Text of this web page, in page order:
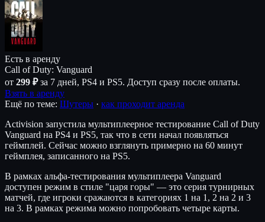
Есть в аренду
Call of Duty: Vanguard
от 299 ₽за 7 дней, PS4 и PS5. Доступ сразу после оплаты.
Взять в аренду
Ещё по теме: Шутеры · как проходит аренда
Activision запустила мультиплеерное тестирование Call of Duty
Vanguard на PS4 и PS5, так что в сети начал появляться
геймплей. Сейчас можно взглянуть примерно на 60 минут
геймплея, записанного на PS5.
В рамках альфа-тестирования мультиплеера Vanguard
доступен режим в стиле "царя горы" — это серия турнирных
матчей, где игроки сражаются в категориях 1 на 1, 2 на 2 и 3
на 3. В рамках режима можно попробовать четыре карты.